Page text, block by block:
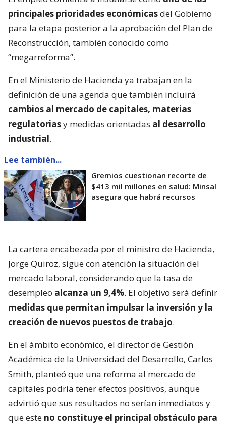
principales prioridades económicasdel Gobierno
para la etapa posterior a la aprobación del Plan de
Reconstrucción, también conocido como
“megarreforma”.
En el Ministerio de Hacienda ya trabajan en la
definición de una agenda que también incluirá
cambios al mercado de capitales, materias
regulatoriasy medidas orientadas al desarrollo
industrial.
Lee también...
Gremios cuestionan recorte de
$413 mil millones en salud: Minsal
asegura que habrá recursos
La cartera encabezada por el ministro de Hacienda,
Jorge Quiroz, sigue con atención la situación del
mercado laboral, considerando que la tasa de
desempleo alcanza un 9,4%. El objetivo será definir
medidas que permitan impulsar la inversión y la
creación de nuevos puestos de trabajo.
En el ámbito económico, el director de Gestión
Académica de la Universidad del Desarrollo, Carlos
Smith, planteó que una reforma al mercado de
capitales podría tener efectos positivos, aunque
advirtió que sus resultados no serían inmediatos y
que este no constituye el principal obstáculo para